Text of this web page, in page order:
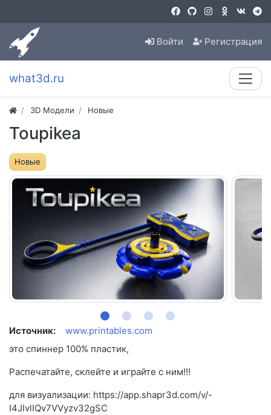
Войти Регистрация
what3d.ru
3D Модели Новые
Toupikea
Новые
Источник:
www.printables.com
это спиннер 100% пластик,
Распечатайте, склейте и играйте с ним!!!
для визуализации: https://app.shapr3d.com/v/-
I4JIvlIQv7VVyzv32gSC